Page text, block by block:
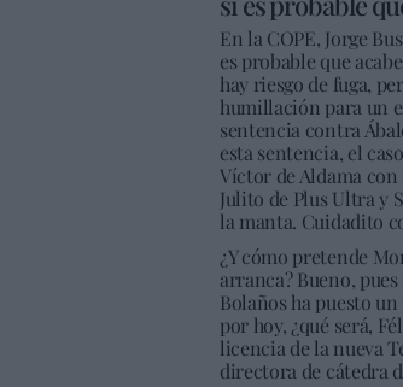
En la COPE, Jorge
es probable que
hay riesgo de fuga,
humillación para un
sentencia contra
esta sentencia, el
Víctor de Aldama
Julito de Plus Ultra y
la manta. Cuidadito
¿Y cómo pretende
arranca? Bueno,
Bolaños ha puesto
por hoy, ¿qué será,
licencia de la nueva
directora de cátedra